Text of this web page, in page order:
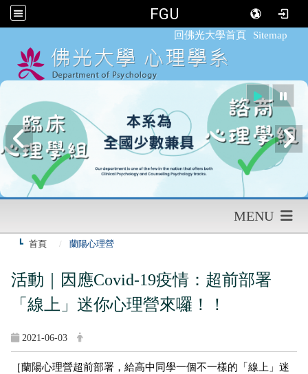
FGU
回佛光大學首頁 Sitemap
MENU
首頁 蘭陽心理營
活動｜因應Covid-19疫情：超前部署
「線上」迷你心理營來囉！！
2021-06-03
［蘭陽心理營超前部署，給高中同學一個不一樣的「線上」迷